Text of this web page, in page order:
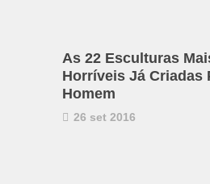
As 22 Esculturas
Horríveis Já Criadas
Homem
26 set 2016